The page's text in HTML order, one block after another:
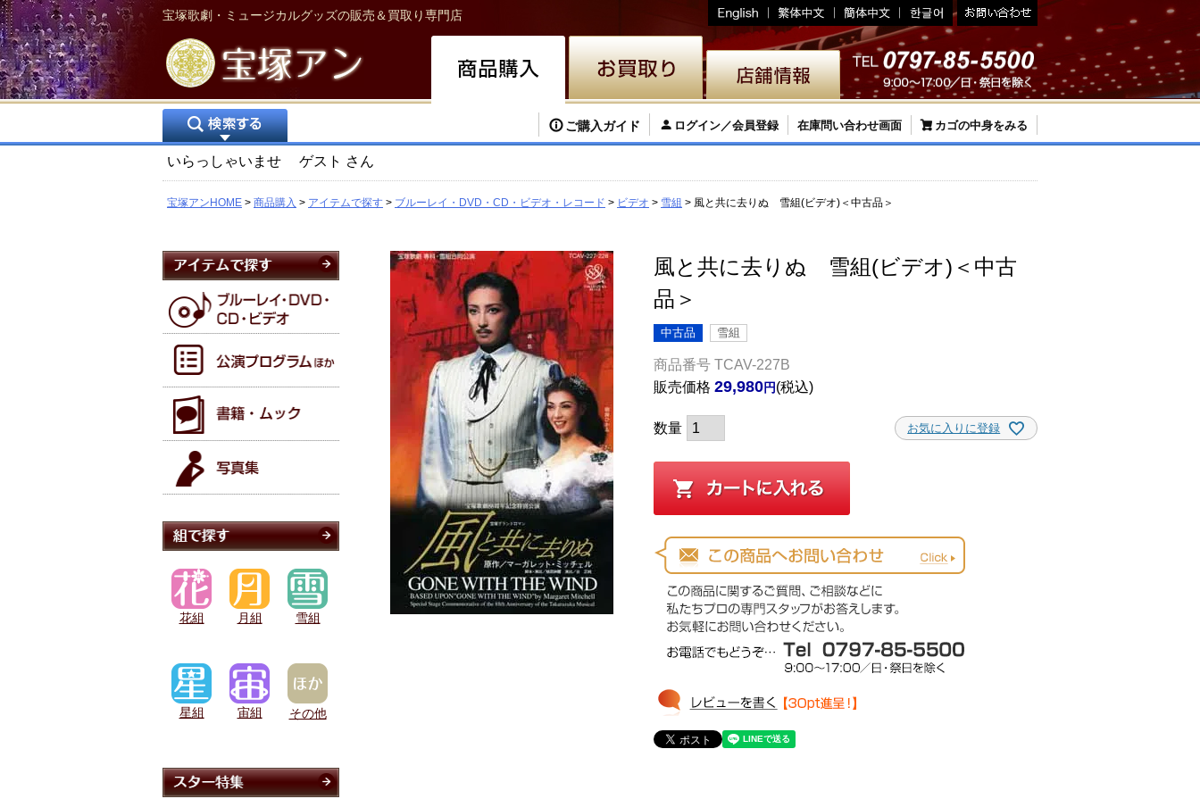
宝塚歌劇・ミュージカルグッズの販売＆買取り専門店
ご購入ガイド ログイン／会員登録 在庫問い合わせ画面 カゴの中身をみる
いらっしゃいませ ゲスト さん
宝塚アンHOME 商品購入 アイテムで探す ブルーレイ・DVD・CD・ビデオ・レコード ビデオ 雪組 風と共に去りぬ 雪組(ビデオ)＜中古品＞
風と共に去りぬ 雪組(ビデオ)＜中古
品＞
中古品 雪組
商品番号 TCAV-227B
販売価格 29,980 税込
お気に入りに登録
花組 月組 雪組
星組 宙組 その他